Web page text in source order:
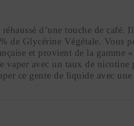
d’une touche de café. Il
de Glycérine Végétale. Vous
et provient de la gamme
avec un taux de nicotine
ce genre de liquide avec une